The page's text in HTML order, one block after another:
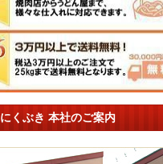
にくぶき 本社のご案内